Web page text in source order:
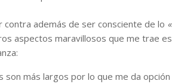
contra además de ser consciente de lo
aspectos maravillosos que me trae
son más largos por lo que me da